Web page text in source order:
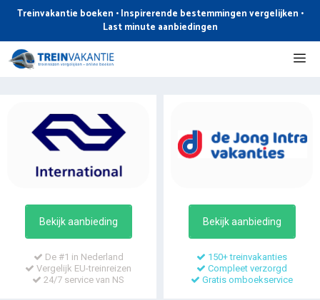
de
inhoud
Treinvakantie boeken • Inspirerende bestemmingen vergelijken •
Last minute aanbiedingen
Bekijk aanbieding
De #1 in Nederland
Vergelijk EU-treinreizen
24/7 service van NS
Bekijk aanbieding
150+ treinvakanties
Compleet verzorgd
Gratis omboekservice